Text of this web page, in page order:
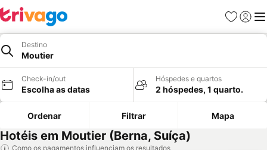
Favoritos
Iniciar
Destino
Moutier
Check-in/out
Escolha as datas
Hóspedes e quartos
2 hóspedes, 1 quarto.
Ordenar Filtrar Mapa
Hotéis em Moutier (Berna, Suíça)
Como os pagamentos influenciam os resultados